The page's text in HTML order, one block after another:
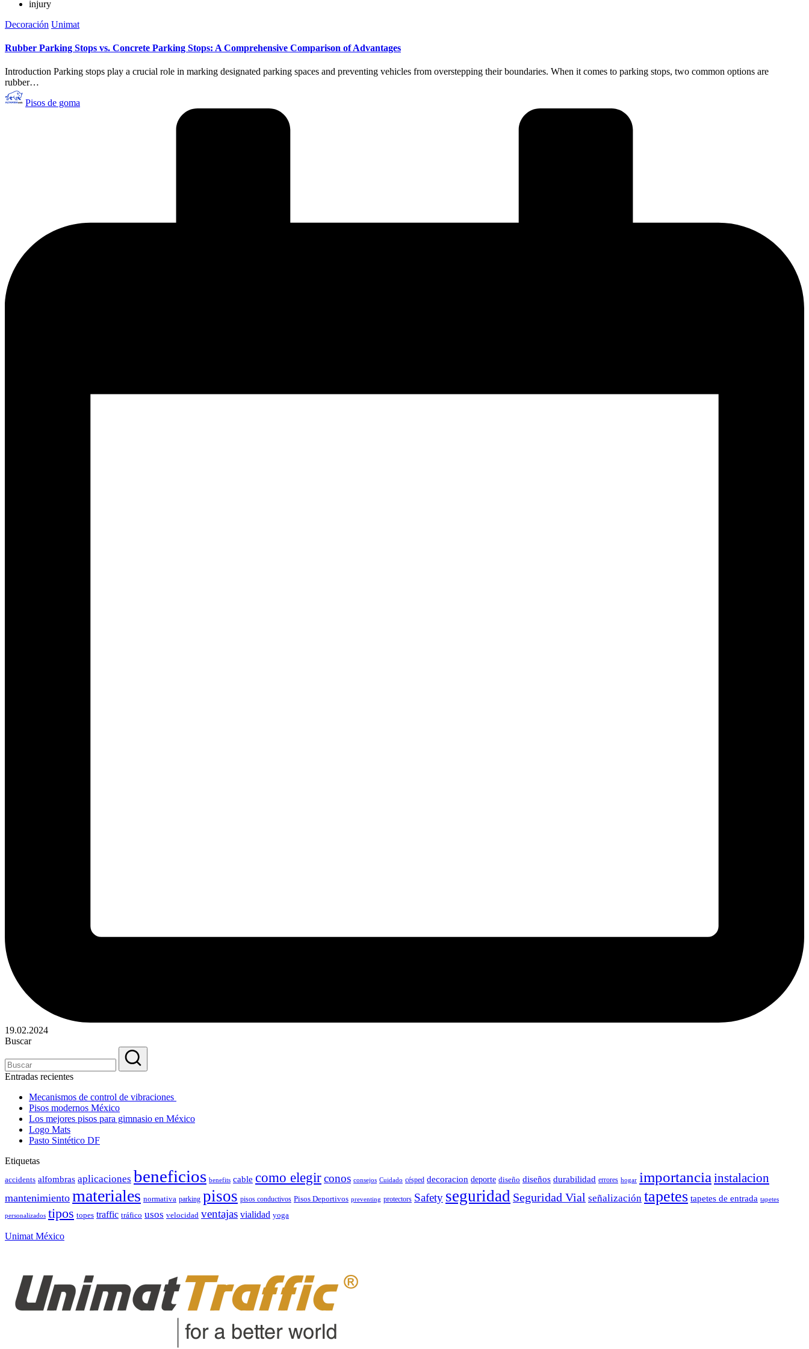
injury
Publicado
Decoración Unimat
Rubber Parking Stops vs. Concrete Parking Stops: A Comprehensive Comparison of Advantages
Introduction Parking stops play a crucial role in marking designated parking spaces and preventing vehicles from overstepping their boundaries. When it comes to parking stops, two common options are
rubber…
Publicado
por
Pisos de goma
19.02.2024
Buscar
Entradas recientes
Mecanismos de control de vibraciones
Pisos modernos México
Los mejores pisos para gimnasio en México
Logo Mats
Pasto Sintético DF
Etiquetas
accidents alfombras aplicaciones beneficios benefits cable como elegirconos consejos Cuidado césped decoracion deporte diseño diseños durabilidad errores hogar importanciainstalacion
mantenimiento materiales normativa parking pisos pisos conductivos Pisos Deportivos preventing protectors Safety seguridad Seguridad Vial señalización tapetes tapetes de entrada tapetes
personalizados tipos topes traffic tráfico usos velocidad ventajas vialidad yoga
Unimat México